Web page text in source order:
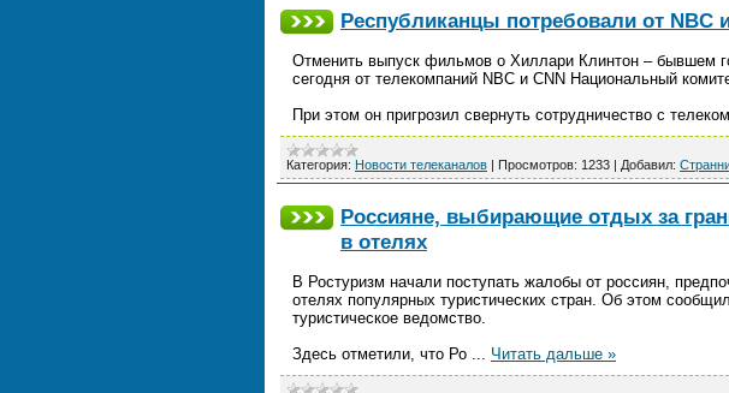
Республиканцы потребовали от
Отменить выпуск фильмов о Хиллари Клинтон – бывшем
сегодня от телекомпаний NBC и CNN Национальный
При этом он пригрозил свернуть сотрудничество с
Категория: Новости телеканалов | Просмотров: 1233 | Добавил:
Россияне, выбирающие отдых за
в отелях
В Ростуризм начали поступать жалобы от россиян,
отелях популярных туристических стран. Об этом
туристическое ведомство.
Здесь отметили, что Ро ... Читать дальше »